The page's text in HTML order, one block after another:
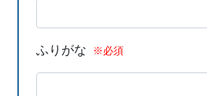
ふりがな ※必須